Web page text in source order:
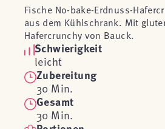
Fische No-bake-Erdnuss-
aus dem Kühlschrank. Mit
Hafercrunchy von Bauck.
Schwierigkeit
leicht
Zubereitung
30 Min.
Gesamt
30 Min.